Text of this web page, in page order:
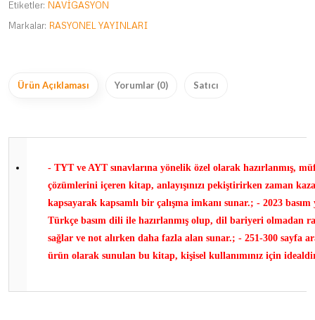
Etiketler: NAVİGASYON
Markalar: RASYONEL YAYINLARI
Ürün Açıklaması Yorumlar (0) Satıcı
- TYT ve AYT sınavlarına yönelik özel olarak hazırlanmış,
çözümlerini içeren kitap, anlayışınızı pekiştirirken zaman
kapsayarak kapsamlı bir çalışma imkanı sunar.; - 2023
Türkçe basım dili ile hazırlanmış olup, dil bariyeri olmadan
sağlar ve not alırken daha fazla alan sunar.; - 251-300 sayfa
ürün olarak sunulan bu kitap, kişisel kullanımınız için